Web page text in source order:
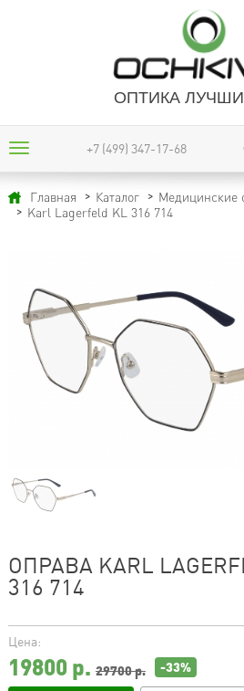
ОПТИКА
+7 (499) 347-17-68
Главная Каталог Медицинские
Karl Lagerfeld KL 316 714
ОПРАВА KARL
316 714
Цена:
19800р. 29700 р. -33%